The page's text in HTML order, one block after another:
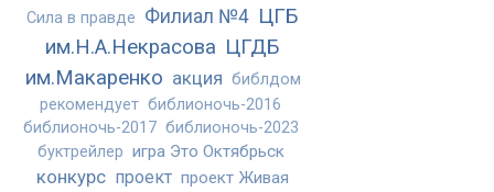
Сила в правде Филиал №4 ЦГБ
им.Н.А.Некрасова ЦГДБ
им.Макаренко акция библдом
рекомендует библионочь-2016
библионочь-2017 библионочь-2023
буктрейлер игра Это Октябрьск
конкурс проект проект Живая